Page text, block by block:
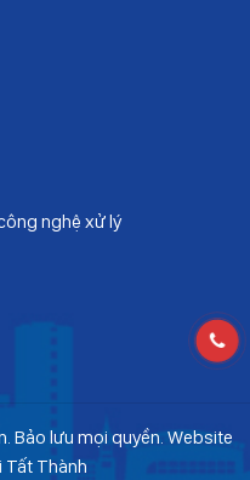
nghệ xử lý
Bảo lưu mọi quyền. Website
Thành